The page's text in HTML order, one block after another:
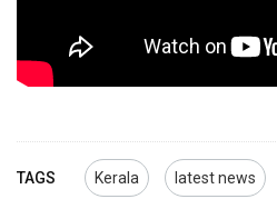
TAGS Kerala latest news